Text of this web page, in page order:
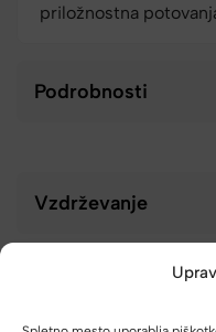
priložnostna
Podrobnosti
Vzdrževanje